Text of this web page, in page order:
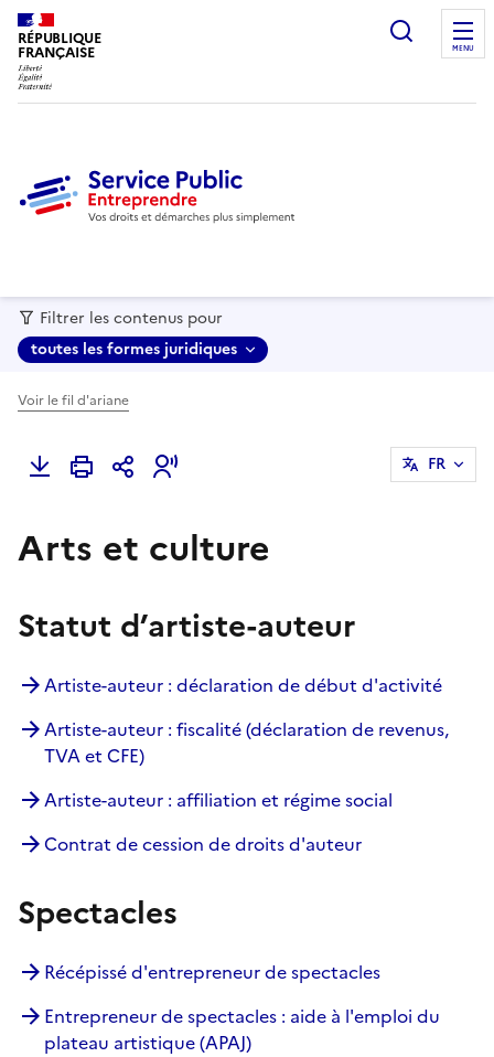
RÉPUBLIQUE
FRANÇAISE MENU
Filtrer les contenus pour
toutes les formes juridiques
Voir le fil d'ariane
FR
Arts et culture
Statut d’artiste-auteur
Artiste-auteur : déclaration de début d'activité
Artiste-auteur : fiscalité (déclaration de revenus,
TVA et CFE)
Artiste-auteur : affiliation et régime social
Contrat de cession de droits d'auteur
Spectacles
Récépissé d'entrepreneur de spectacles
Entrepreneur de spectacles : aide à l'emploi du
plateau artistique (APAJ)